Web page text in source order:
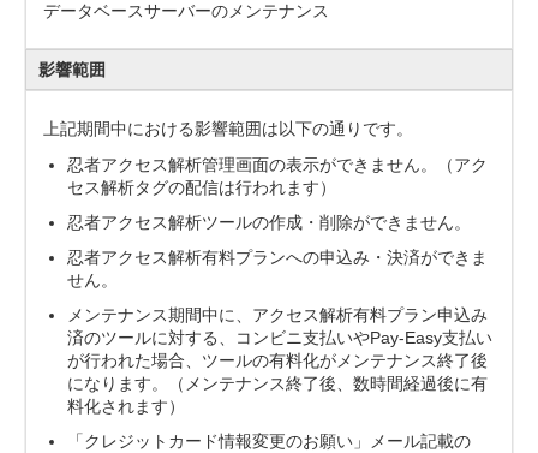
データベースサーバーのメンテナンス
影響範囲
上記期間中における影響範囲は以下の通りです。
忍者アクセス解析管理画面の表示ができません。（アク
セス解析タグの配信は行われます）
忍者アクセス解析ツールの作成・削除ができません。
忍者アクセス解析有料プランへの申込み・決済ができま
せん。
メンテナンス期間中に、アクセス解析有料プラン申込み
済のツールに対する、コンビニ支払いやPay-Easy支払い
が行われた場合、ツールの有料化がメンテナンス終了後
になります。（メンテナンス終了後、数時間経過後に有
料化されます）
「クレジットカード情報変更のお願い」メール記載の